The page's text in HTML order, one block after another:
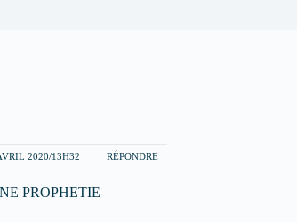
2020/13H32 RÉPONDRE
PROPHETIE